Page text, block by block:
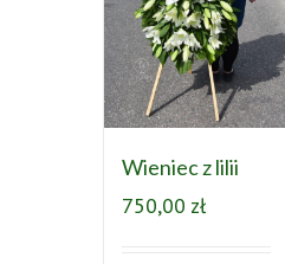
Wieniec z lilii
750,00 zł